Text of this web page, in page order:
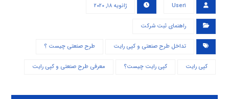
User۱ ژانویه ۱۸, ۲۰۲۰
راهنمای ثبت شرکت
تداخل طرح صنعتی و کپی رایت طرح صنعتی چیست ؟
کپی رایت کپی رایت چیست؟ معرفی طرح صنعتی و کپی رایت